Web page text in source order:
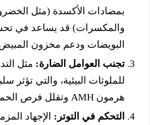
بمضادات الأكسدة (مثل
والمكسرات) قد يساعد في
البويضات ودعم مخزون
تجنب العوامل الضارة: مثل
للملوثات البيئية، والتي تؤثر
هرمون AMH وتقلل فرص الحمل.
التحكم في التوتر: الإجهاد